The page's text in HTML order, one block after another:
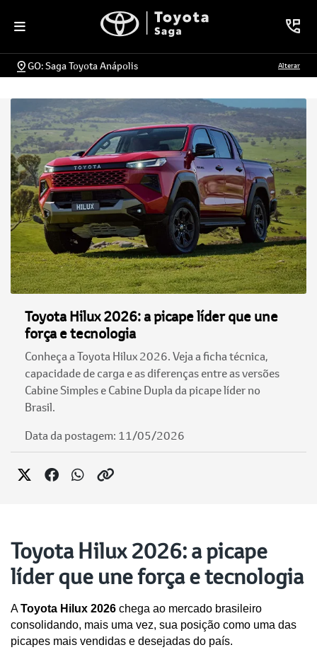
GO: Saga Toyota Anápolis Alterar
Toyota Hilux 2026: a picape líder que une
força e tecnologia
Conheça a Toyota Hilux 2026. Veja a ficha técnica,
capacidade de carga e as diferenças entre as versões
Cabine Simples e Cabine Dupla da picape líder no
Brasil.
Data da postagem: 11/05/2026
Toyota Hilux 2026: a picape
líder que une força e tecnologia
A Toyota Hilux 2026 chega ao mercado brasileiro
consolidando, mais uma vez, sua posição como uma das
picapes mais vendidas e desejadas do país.